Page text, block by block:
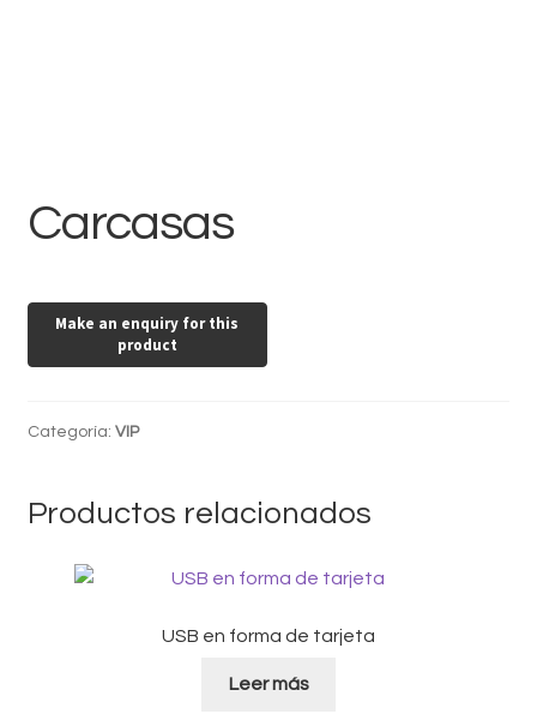
Carcasas
Categoría: VIP
Productos relacionados
USB en forma de tarjeta
Leer más